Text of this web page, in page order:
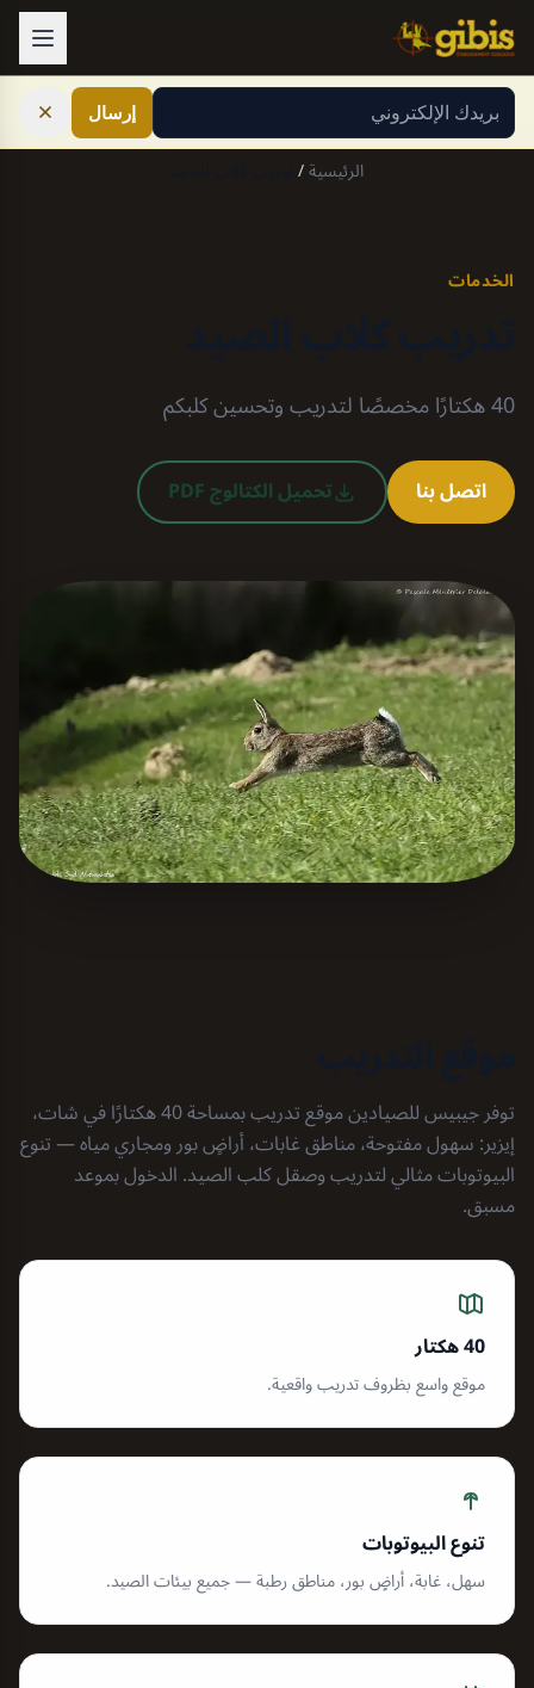
Skip to content
View this page in English
× إرسال
الرئيسية/
الخدمات
40 هكتارًا مخصصًا لتدريب وتحسين كلبكم
اتصل بنا تحميل الكتالوج PDF
توفر جيبيس للصيادين موقع تدريب بمساحة 40 هكتارًا في شات،
إيزير: سهول مفتوحة، مناطق غابات، أراضٍ بور ومجاري مياه — تنوع
البيوتوبات مثالي لتدريب وصقل كلب الصيد. الدخول بموعد
مسبق.
40 هكتار
موقع واسع بظروف تدريب واقعية.
تنوع البيوتوبات
سهل، غابة، أراضٍ بور، مناطق رطبة — جميع بيئات الصيد.